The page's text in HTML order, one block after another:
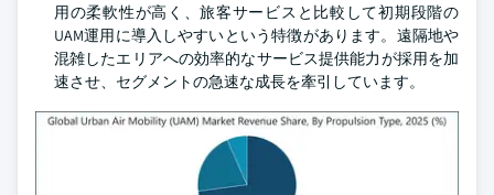
用の柔軟性が高く、旅客サービスと比較して初期段階の
UAM運用に導入しやすいという特徴があります。遠隔地や
混雑したエリアへの効率的なサービス提供能力が採用を加
速させ、セグメントの急速な成長を牽引しています。